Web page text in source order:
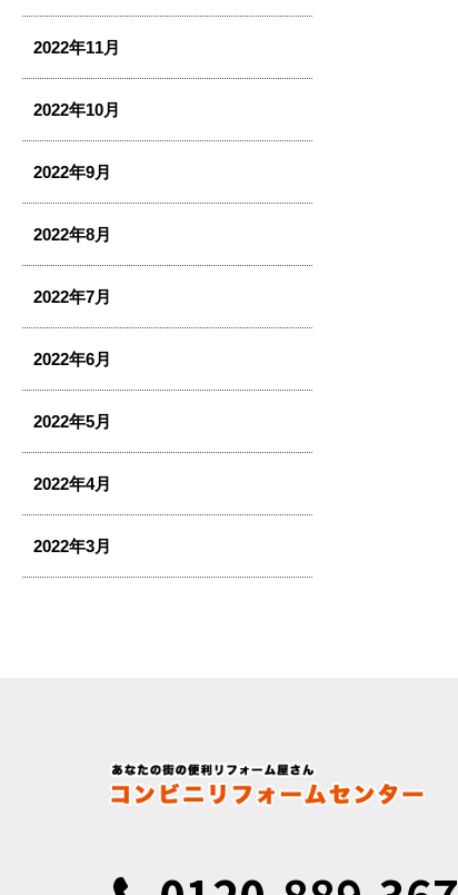
2022年11月
2022年10月
2022年9月
2022年8月
2022年7月
2022年6月
2022年5月
2022年4月
2022年3月